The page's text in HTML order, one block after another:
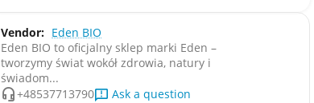
Vendor: Eden BIO
Eden BIO to oficjalny sklep marki Eden –
tworzymy świat wokół zdrowia, natury i
świadom...
+48537713790
Ask a question